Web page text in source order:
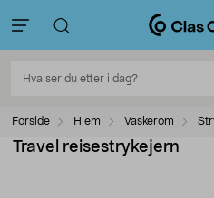
Forside Hjem Vaskerom
Travel reisestrykejern